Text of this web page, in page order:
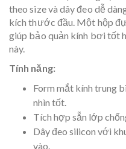
theo size và dây đeo dễ
kích thước đầu. Một hộp
giúp bảo quản kính bơi tốt
này.
Tính năng:
Form mắt kính trung
nhìn tốt.
Tích hợp sẵn lớp
Dây đeo silicon với
vào.